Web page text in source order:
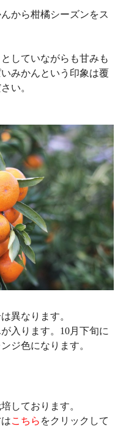
から柑橘シーズンをス
していながらも甘みも
みかんという印象は覆
い。
異なります。
入ります。10月下旬に
ジ色になります。
しております。
こちら をクリックして